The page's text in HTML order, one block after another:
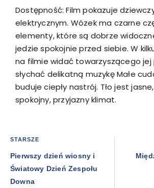
Dostępność: Film pokazuje
elektrycznym. Wózek ma czarne
elementy, które są dobrze
jedzie spokojnie przed siebie. W
na filmie widać towarzyszącego jej
słychać delikatną muzykę Małe
buduje ciepły nastrój. Tło jest
spokojny, przyjazny klimat.
STARSZE
Pierwszy dzień wiosny i
Światowy Dzień Zespołu
Downa